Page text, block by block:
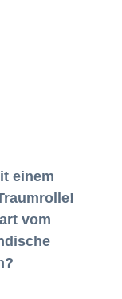
einem
!
vom